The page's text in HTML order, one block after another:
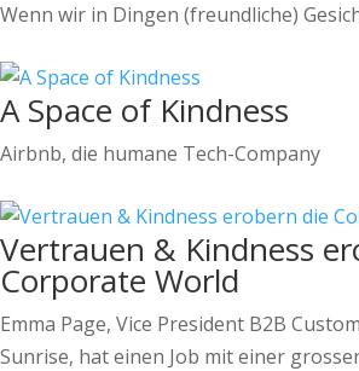
Wenn wir in Dingen (freundliche)
A Space of Kindness
Airbnb, die humane Tech-Company
Vertrauen & Kindness
Corporate World
Emma Page, Vice President B2B
Sunrise, hat einen Job mit einer